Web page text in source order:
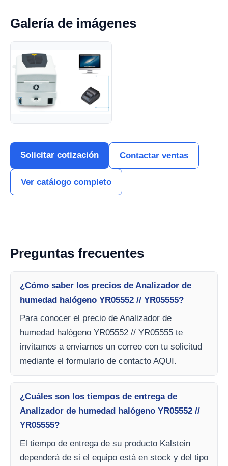
Galería de imágenes
Solicitar cotización Contactar ventas
Ver catálogo completo
Preguntas frecuentes
¿Cómo saber los precios de Analizador de
humedad halógeno YR05552 // YR05555?
Para conocer el precio de Analizador de
humedad halógeno YR05552 // YR05555 te
invitamos a enviarnos un correo con tu solicitud
mediante el formulario de contacto AQUI.
¿Cuáles son los tiempos de entrega de
Analizador de humedad halógeno YR05552 //
YR05555?
El tiempo de entrega de su producto Kalstein
dependerá de si el equipo está en stock y del tipo